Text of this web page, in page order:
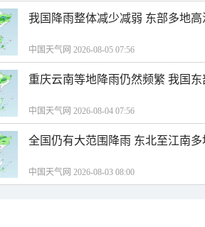
我国降雨整体减少减弱 东部多地
中国天气网 2026-08-05 07:56
重庆云南等地降雨仍然频繁 我国
中国天气网 2026-08-04 07:56
全国仍有大范围降雨 东北至江南
中国天气网 2026-08-03 08:00